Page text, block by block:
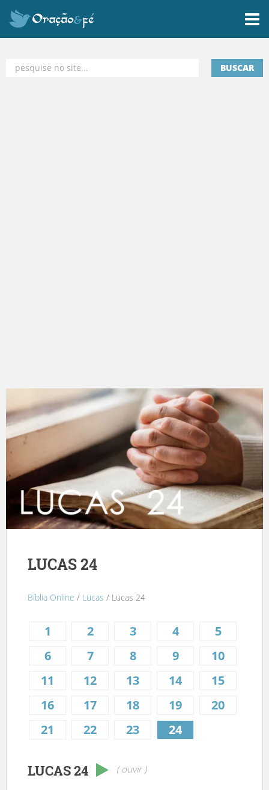
LUCAS 24
Bíblia Online / Lucas / Lucas 24
1 2 3 4
5
6
7 8 9
10
11
12 13 14
15
16
17 18 19
20
21
22 23 24
LUCAS 24 ( ouvir )